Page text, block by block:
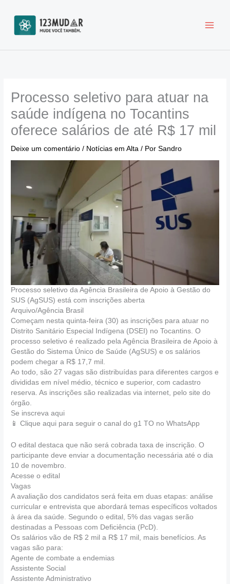
para
conteúdo
Processo seletivo para atuar na
saúde indígena no Tocantins
oferece salários de até R$ 17 mil
Deixe um comentário / Notícias em Alta / PorSandro
Processo seletivo da Agência Brasileira de Apoio à Gestão do
SUS (AgSUS) está com inscrições aberta
Arquivo/Agência Brasil
Começam nesta quinta-feira (30) as inscrições para atuar no
Distrito Sanitário Especial Indígena (DSEI) no Tocantins. O
processo seletivo é realizado pela Agência Brasileira de Apoio à
Gestão do Sistema Único de Saúde (AgSUS) e os salários
podem chegar a R$ 17,7 mil.
Ao todo, são 27 vagas são distribuídas para diferentes cargos e
divididas em nível médio, técnico e superior, com cadastro
reserva. As inscrições são realizadas via internet, pelo site do
órgão.
Se inscreva aqui
📱 Clique aqui para seguir o canal do g1 TO no WhatsApp
O edital destaca que não será cobrada taxa de inscrição. O
participante deve enviar a documentação necessária até o dia
10 de novembro.
Acesse o edital
Vagas
A avaliação dos candidatos será feita em duas etapas: análise
curricular e entrevista que abordará temas específicos voltados
à área da saúde. Segundo o edital, 5% das vagas serão
destinadas a Pessoas com Deficiência (PcD).
Os salários vão de R$ 2 mil a R$ 17 mil, mais benefícios. As
vagas são para:
Agente de combate a endemias
Assistente Social
Assistente Administrativo